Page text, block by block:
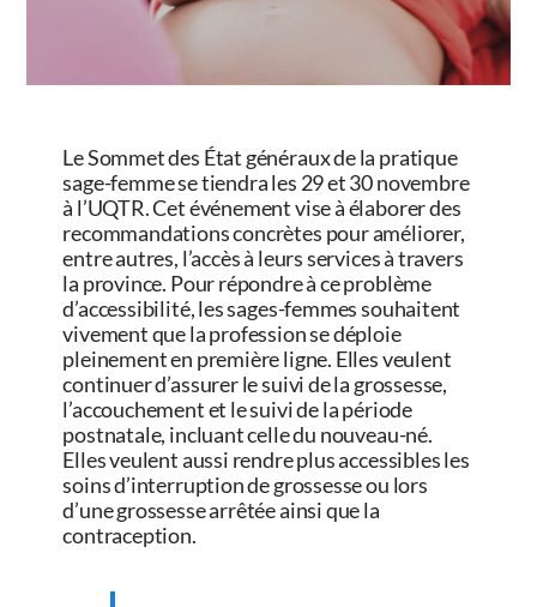
Le Sommet des État généraux de la pratique
sage-femme se tiendra les 29 et 30 novembre
à l’UQTR. Cet événement vise à élaborer des
recommandations concrètes pour améliorer,
entre autres, l’accès à leurs services à travers
la province. Pour répondre à ce problème
d’accessibilité, les sages-femmes souhaitent
vivement que la profession se déploie
pleinement en première ligne. Elles veulent
continuer d’assurer le suivi de la grossesse,
l’accouchement et le suivi de la période
postnatale, incluant celle du nouveau-né.
Elles veulent aussi rendre plus accessibles les
soins d’interruption de grossesse ou lors
d’une grossesse arrêtée ainsi que la
contraception.